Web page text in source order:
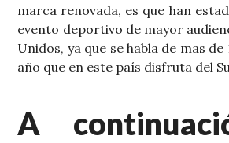
marca renovada, es que han
evento deportivo de mayor
Unidos, ya que se habla de mas
año que en este país disfruta del
A